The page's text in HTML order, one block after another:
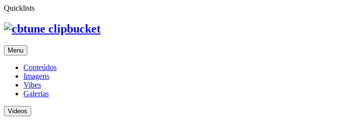
Quicklists
clipbucket
Menu
Conteúdos
Imagens
Vibes
Galerias
Videos